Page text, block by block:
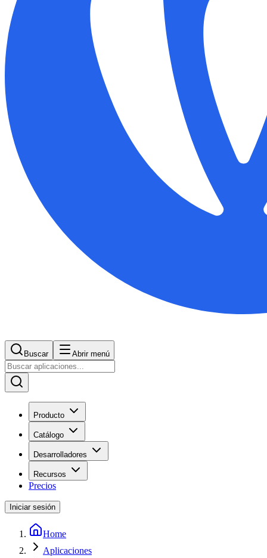
Buscar Abrir menú
Producto
Catálogo
Desarrolladores
Recursos
Precios
Iniciar sesión
Home
Aplicaciones